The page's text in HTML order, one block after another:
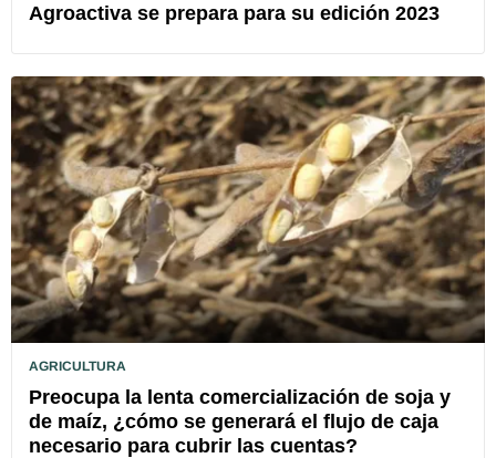
Agroactiva se prepara para su edición 2023
AGRICULTURA
Preocupa la lenta comercialización de soja y
de maíz, ¿cómo se generará el flujo de caja
necesario para cubrir las cuentas?